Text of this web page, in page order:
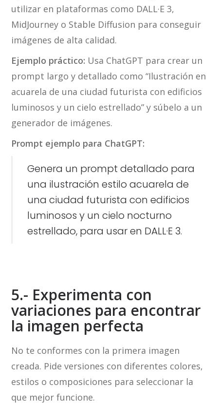
utilizar en plataformas como DALL·E 3,
MidJourney o Stable Diffusion para conseguir
imágenes de alta calidad.
Ejemplo práctico: Usa ChatGPT para crear un
prompt largo y detallado como “Ilustración en
acuarela de una ciudad futurista con edificios
luminosos y un cielo estrellado” y súbelo a un
generador de imágenes.
Prompt ejemplo para ChatGPT:
Genera un prompt detallado para
una ilustración estilo acuarela de
una ciudad futurista con edificios
luminosos y un cielo nocturno
estrellado, para usar en DALL·E 3.
5.- Experimenta con
variaciones para encontrar
la imagen perfecta
No te conformes con la primera imagen
creada. Pide versiones con diferentes colores,
estilos o composiciones para seleccionar la
que mejor funcione.